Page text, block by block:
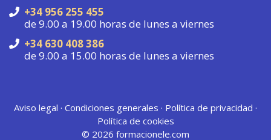
+34 956 255 455
de 9.00 a 19.00 horas de lunes a viernes
+34 630 408 386
de 9.00 a 15.00 horas de lunes a viernes
Aviso legal · Condiciones generales · Política de privacidad ·
Política de cookies
© 2026 formacionele.com